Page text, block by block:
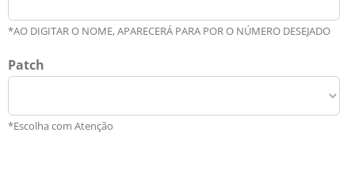
*AO DIGITAR O NOME, APARECERÁ PARA POR O NÚMERO DESEJADO
Patch
*Escolha com Atenção